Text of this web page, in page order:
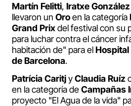
Martín Felitti, Iratxe González
llevaron un Oroen la categoría
Grand Prixdel festival con su
para luchar contra el cáncer
habitación de" para elHospital
de Barcelona.
Patrícia CaritjyClaudia Ruíz
en la categoría deCampañas
proyecto "El Agua de la vida"